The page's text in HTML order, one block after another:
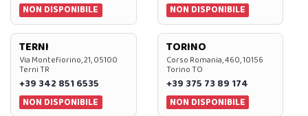
NON DISPONIBILE
NON DISPONIBILE
TERNI
Via Montefiorino, 21, 05100
Terni TR
+39 342 851 6535
NON DISPONIBILE
TORINO
Corso Romania, 460, 10156
Torino TO
+39 375 73 89 174
NON DISPONIBILE